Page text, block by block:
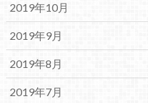
2019年10月
2019年9月
2019年8月
2019年7月